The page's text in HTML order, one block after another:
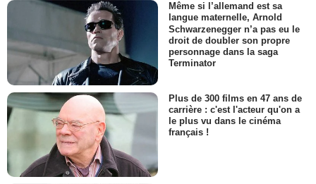
Même si l’allemand est sa
langue maternelle, Arnold
Schwarzenegger n’a pas eu le
droit de doubler son propre
personnage dans la saga
Terminator
Plus de 300 films en 47 ans de
carrière : c'est l'acteur qu'on a
le plus vu dans le cinéma
français !